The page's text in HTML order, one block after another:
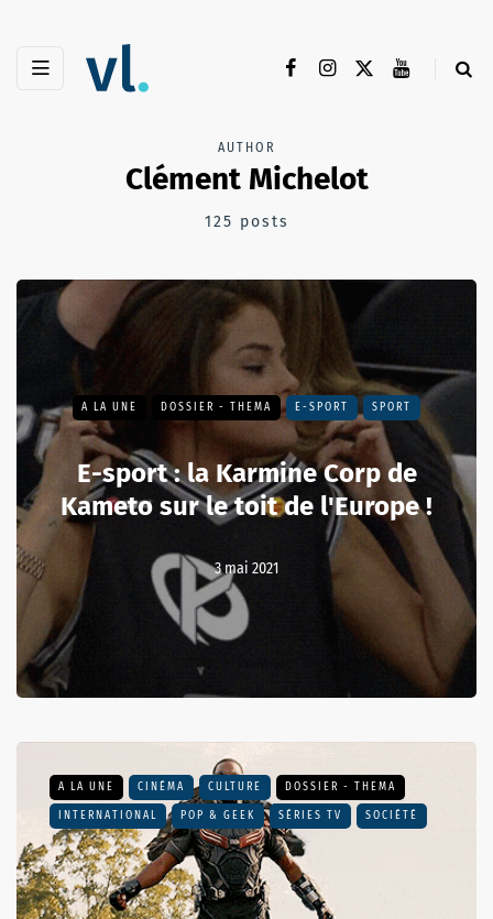
AUTHOR
Clément Michelot
125 posts
A LA UNE DOSSIER - THEMA E-SPORT SPORT
E-sport : la Karmine Corp de
Kameto sur le toit de l'Europe !
3 mai 2021
A LA UNE CINÉMA CULTURE DOSSIER - THEMA
INTERNATIONAL POP & GEEK SÉRIES TV SOCIÉTÉ